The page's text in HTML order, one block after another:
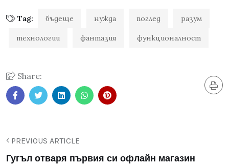
Tag: бъдеще нужда поглед разум
технологии фантазия функционалност
Share:
PREVIOUS ARTICLE
Гугъл отваря първия си офлайн магазин